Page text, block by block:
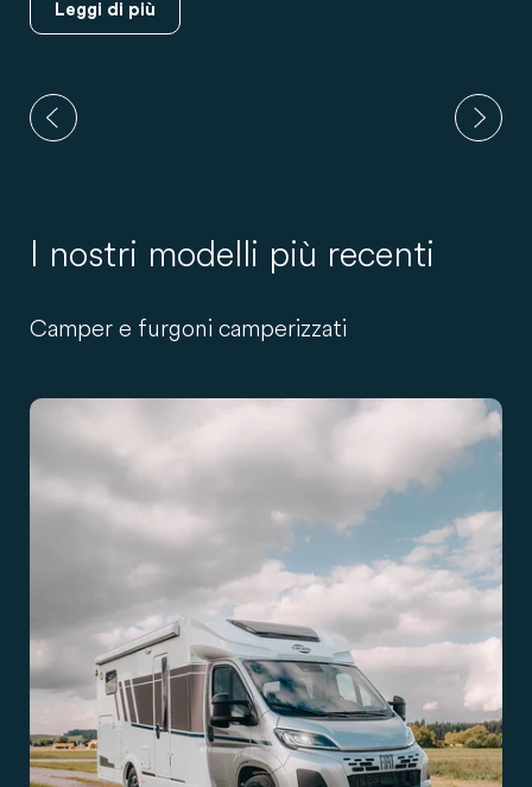
Leggi di più
I nostri modelli più recenti
Camper e furgoni camperizzati